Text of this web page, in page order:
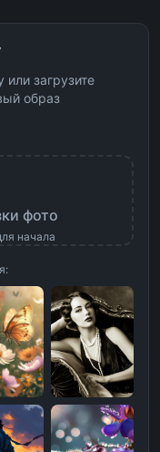
или загрузите
образ
фото
начала